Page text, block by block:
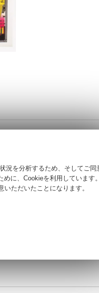
Cart
況を分析するため、そしてご同
に、Cookieを利用しています。
ただいたことになります。